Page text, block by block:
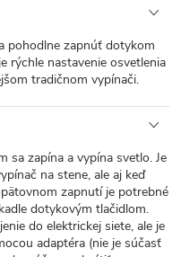
pohodlne zapnúť dotykom
rýchle nastavenie osvetlenia
tradičnom vypínači.
sa zapína a vypína svetlo. Je
na stene, ale aj keď
zapnutí je potrebné
dotykovým tlačidlom.
do elektrickej siete, ale je
adaptéra (nie je súčasť